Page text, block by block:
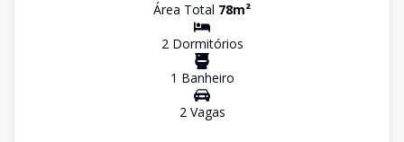
Área Total 78m²
2Dormitórios
1 Banheiro
2Vagas